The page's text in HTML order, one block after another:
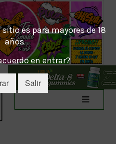
es para mayores de 18
años
en entrar?
Salir